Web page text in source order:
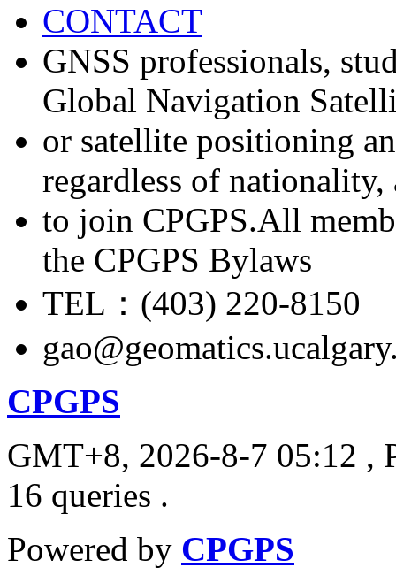
CONTACT
GNSS professionals,
Global Navigation
or satellite positioning
regardless of nationality,
to join CPGPS.All
the CPGPS Bylaws
TEL：(403) 220-8150
CPGPS
GMT+8, 2026-8-7 05:12 ,
16 queries .
Powered by CPGPS